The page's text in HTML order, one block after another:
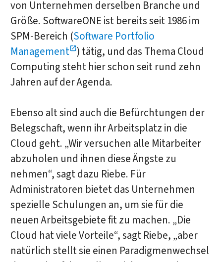
von Unternehmen derselben Branche und
Größe. SoftwareONE ist bereits seit 1986 im
SPM-Bereich (Software Portfolio
Management ) tätig, und das Thema Cloud
Computing steht hier schon seit rund zehn
Jahren auf der Agenda.
Ebenso alt sind auch die Befürchtungen der
Belegschaft, wenn ihr Arbeitsplatz in die
Cloud geht. „Wir versuchen alle Mitarbeiter
abzuholen und ihnen diese Ängste zu
nehmen“, sagt dazu Riebe. Für
Administratoren bietet das Unternehmen
spezielle Schulungen an, um sie für die
neuen Arbeitsgebiete fit zu machen. „Die
Cloud hat viele Vorteile“, sagt Riebe, „aber
natürlich stellt sie einen Paradigmenwechsel